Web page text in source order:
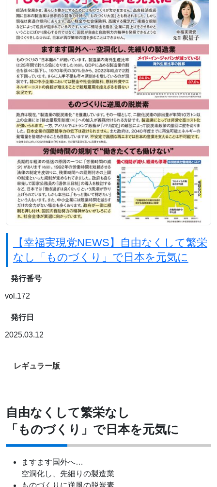
【幸福実現党NEWS】自由なくして繁栄
なし「ものづくり」で日本を元気に
発行番号
vol.172
発行日
2025.03.12
レギュラー版
自由なくして繁栄なし
「ものづくり」で日本を元気に
ますます国外へ…
空洞化し、先細りの製造業
ものづくりに逆風の脱炭素